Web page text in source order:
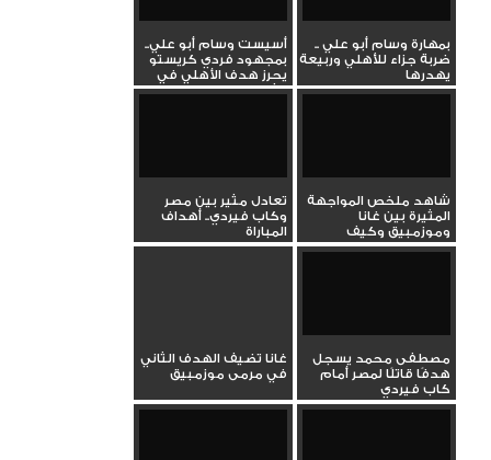
بمهارة وسام أبو علي ..
ضربة جزاء للأهلي وربيعة
يهدرها
أسيست وسام أبو علي..
بمجهود فردي كريستو
يحرز هدف الأهلي في
شباك...
شاهد ملخص المواجهة
المثيرة بين غانا
وموزمبيق وكيف
ساهمت في صعود...
تعادل مثير بين مصر
وكاب فيردي.. أهداف
المباراة
مصطفى محمد يسجل
هدفًا قاتلًا لمصر أمام
كاب فيردي
غانا تضيف الهدف الثاني
في مرمى موزمبيق